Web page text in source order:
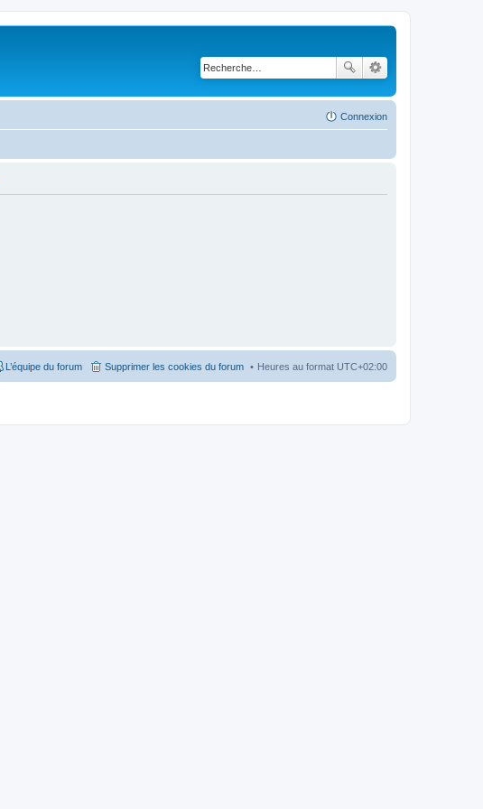
Connexion
Heures au format UTC+02:00
Supprimer les cookies du forum
L’équipe du forum